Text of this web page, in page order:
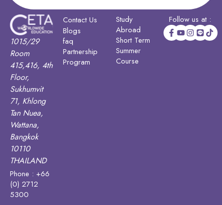
1015/29
Room
415,416, 4th
Floor,
Sukhumvit
71, Khlong
Tan Nuea,
Wattana,
Bangkok
10110
THAILAND
Phone : +66
(0) 2712
5300
Contact Us
Blogs
faq
Partnership
Program
Study
Abroad
Short Term
Summer
Course
Follow us at :